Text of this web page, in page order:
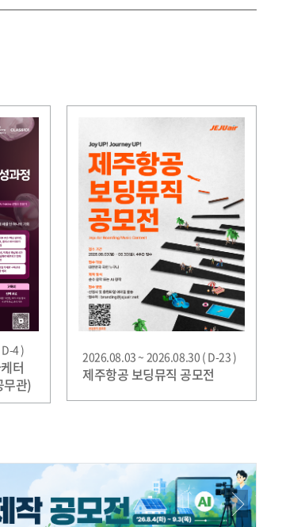
4 )
터
무관)
2026.08.03 ~ 2026.08.30 ( D-23 )
제주항공 보딩뮤직 공모전